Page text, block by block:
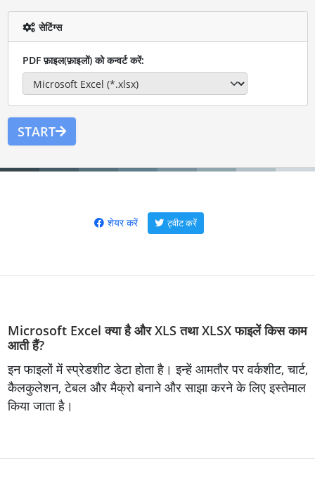
सेटिंग्स
PDF फ़ाइल(फ़ाइलों) को कन्वर्ट करें:
START
शेयर करें ट्वीट करें
Microsoft Excel क्या है और XLS तथा XLSX फाइलें किस काम
आती हैं?
इन फाइलों में स्प्रेडशीट डेटा होता है। इन्हें आमतौर पर वर्कशीट, चार्ट,
कैलकुलेशन, टेबल और मैक्रो बनाने और साझा करने के लिए इस्तेमाल
किया जाता है।